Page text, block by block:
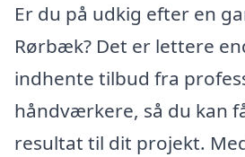
Er du på udkig efter en
Rørbæk? Det er lettere
indhente tilbud fra
håndværkere, så du kan
resultat til dit projekt.